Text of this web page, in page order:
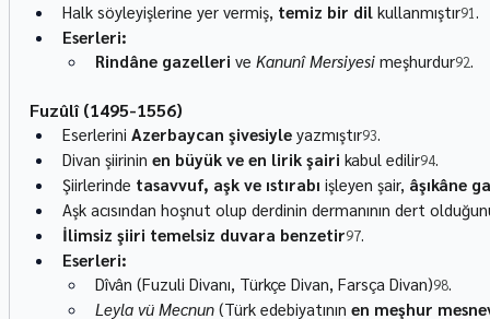
Halk söyleyişlerine yer vermiş, temiz bir dil kullanmıştır91.
Eserleri:
Rindâne gazelleri ve Kanunî Mersiyesi meşhurdur92.
Fuzûlî (1495-1556)
Eserlerini Azerbaycan şivesiyle yazmıştır93.
Divan şiirinin en büyük ve en lirik şairi kabul edilir94.
Şiirlerinde tasavvuf, aşk ve ıstırabı işleyen şair, âşıkâne
Aşk acısından hoşnut olup derdinin dermanının dert
İlimsiz şiiri temelsiz duvara benzetir97.
Eserleri:
Dîvân (Fuzuli Divanı, Türkçe Divan, Farsça Divan)98.
Leyla vü Mecnun (Türk edebiyatının en meşhur